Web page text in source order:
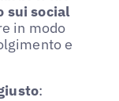
sui social
in modo
e
: